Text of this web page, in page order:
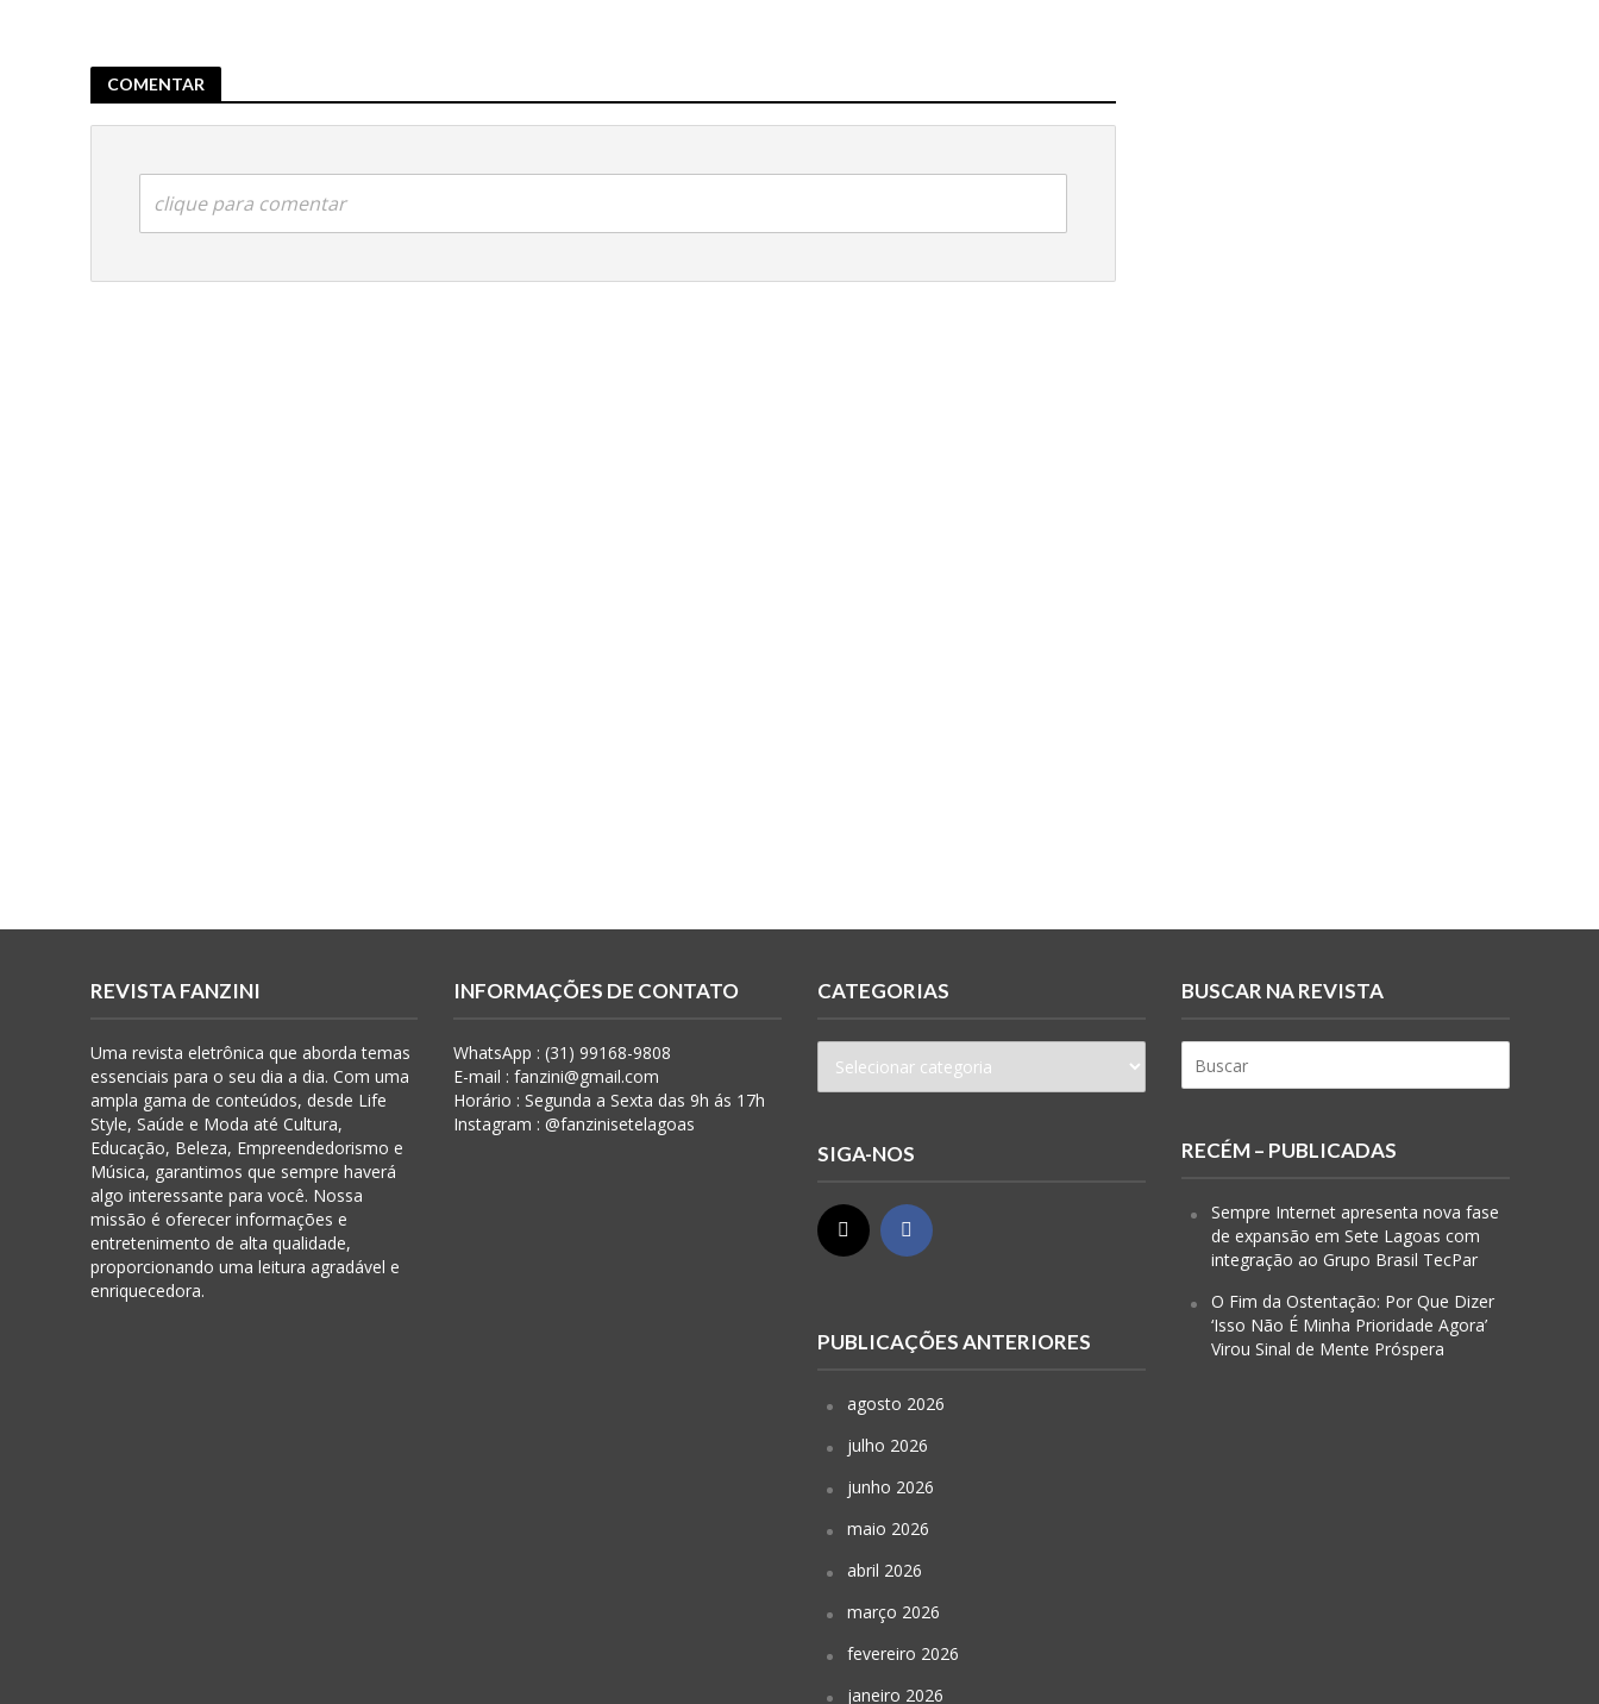
COMENTAR
clique para comentar
REVISTA FANZINI
Uma revista eletrônica que aborda temas
essenciais para o seu dia a dia. Com uma
ampla gama de conteúdos, desde Life
Style, Saúde e Moda até Cultura,
Educação, Beleza, Empreendedorismo e
Música, garantimos que sempre haverá
algo interessante para você. Nossa
missão é oferecer informações e
entretenimento de alta qualidade,
proporcionando uma leitura agradável e
enriquecedora.
INFORMAÇÕES DE CONTATO
WhatsApp : (31) 99168-9808
E-mail : fanzini@gmail.com
Horário : Segunda a Sexta das 9h ás 17h
Instagram : @fanzinisetelagoas
CATEGORIAS
SIGA-NOS
PUBLICAÇÕES ANTERIORES
agosto 2026
julho 2026
junho 2026
maio 2026
abril 2026
março 2026
fevereiro 2026
janeiro 2026
BUSCAR NA REVISTA
RECÉM – PUBLICADAS
Sempre Internet apresenta nova fase
de expansão em Sete Lagoas com
integração ao Grupo Brasil TecPar
O Fim da Ostentação: Por Que Dizer
‘Isso Não É Minha Prioridade Agora’
Virou Sinal de Mente Próspera